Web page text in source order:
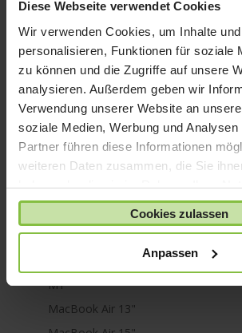
Diese Webseite verwendet Cookies
Wir verwenden Cookies, um Inhalte
personalisieren, Funktionen für soziale
zu können und die Zugriffe auf unsere
analysieren. Außerdem geben wir
Verwendung unserer Website an
soziale Medien, Werbung und
Partner führen diese Informationen
weiteren Daten zusammen, die Sie
haben oder die sie im Rahmen Ihrer
gesammelt haben.
Cookies zulassen
Anpassen
iPod shuffle
iPod touch
Kabel & Adapter
Kopfhörer
LaCie Rugged
Lightning
Mac mini
M1
MacBook Air 13"